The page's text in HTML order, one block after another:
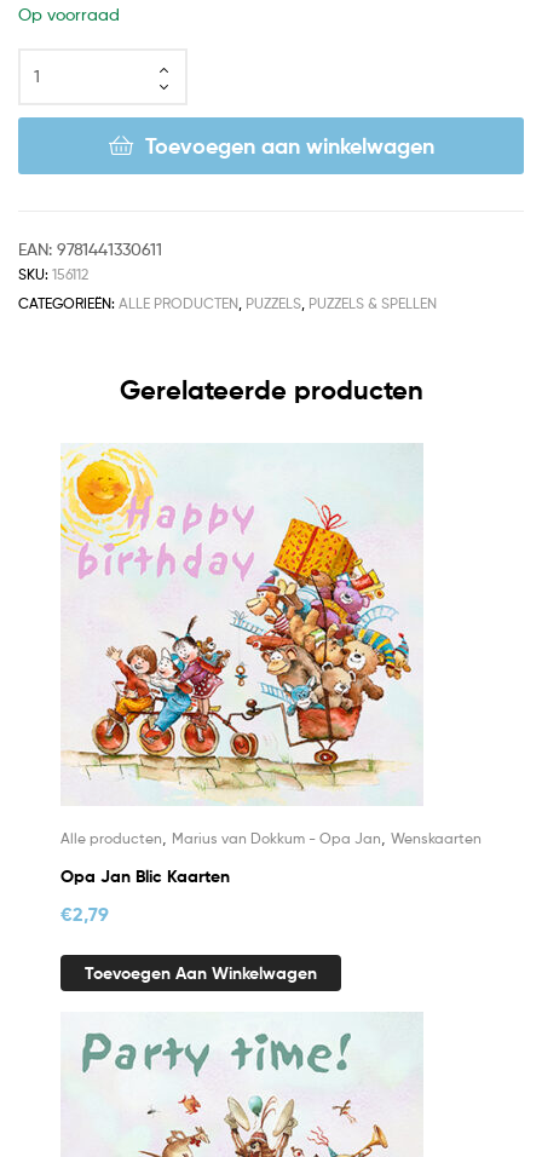
Op voorraad
Toevoegen aan winkelwagen
EAN: 9781441330611
SKU: 156112
CATEGORIEËN: ALLE PRODUCTEN PUZZELS PUZZELS & SPELLEN
Gerelateerde producten
Alle producten Marius van Dokkum - Opa Jan Wenskaarten
Opa Jan Blic Kaarten
€2,79
Toevoegen Aan Winkelwagen